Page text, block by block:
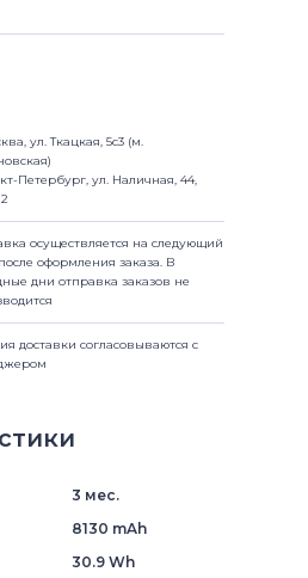
ул. Ткацкая, 5с3 (м.
Петербург, ул. Наличная, 44,
осуществляется на следующий
оформления заказа. В
дни отправка заказов не
доставки согласовываются с
3 мес.
8130 mAh
30.9 Wh